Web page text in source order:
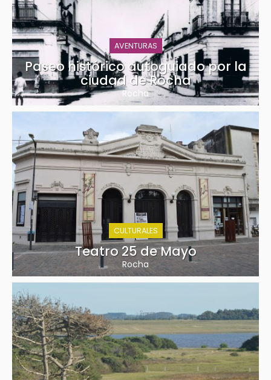
AVENTURAS
Paseo histórico autoguiado por la
ciudad de Rocha
Rocha
CULTURALES
Teatro 25 de Mayo
Rocha